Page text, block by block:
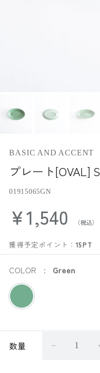
BASIC AND ACCENT
プレート[OVAL] S
01915065GN
¥1,540
獲得予定ポイント： 15PT
COLOR Green
数量